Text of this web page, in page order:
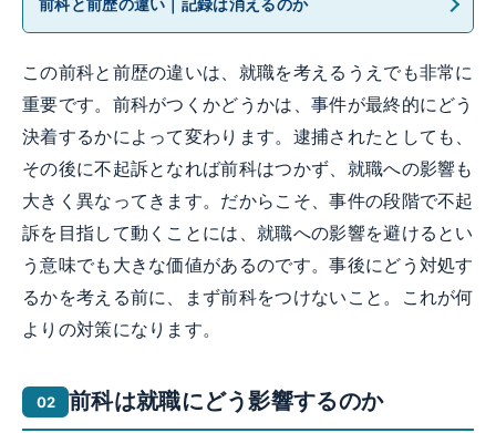
この前科と前歴の違いは、就職を考えるうえでも非常に
重要です。前科がつくかどうかは、事件が最終的にどう
決着するかによって変わります。逮捕されたとしても、
その後に不起訴となれば前科はつかず、就職への影響も
大きく異なってきます。だからこそ、事件の段階で不起
訴を目指して動くことには、就職への影響を避けるとい
う意味でも大きな価値があるのです。事後にどう対処す
るかを考える前に、まず前科をつけないこと。これが何
よりの対策になります。
前科は就職にどう影響するのか